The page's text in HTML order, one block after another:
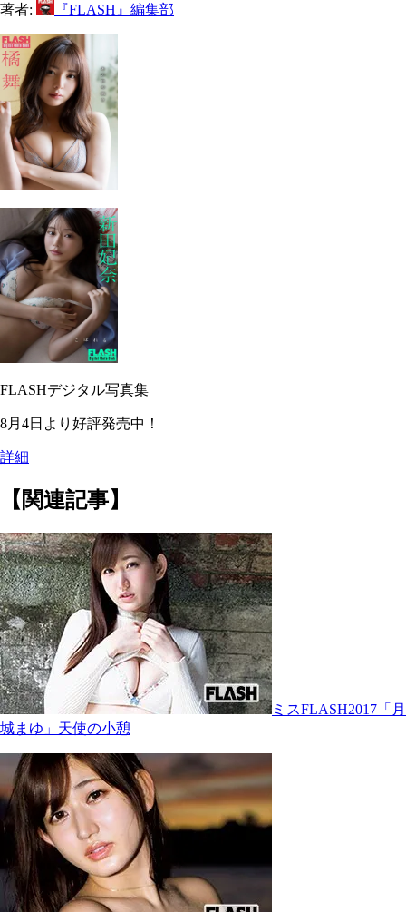
著者: 『FLASH』編集部
FLASHデジタル写真集
8月4日より好評発売中！
詳細
【関連記事】
ミスFLASH2017「月
城まゆ」天使の小憩